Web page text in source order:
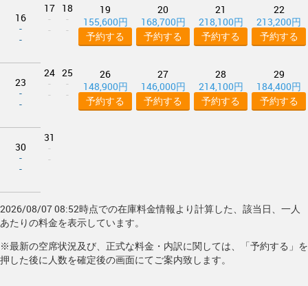
16
-
-
17
-
-
18
-
-
19
155,600円
予約する
20
168,700円
予約する
21
218,100円
予約する
22
213,200円
予約する
23
-
-
24
-
-
25
-
-
26
148,900円
予約する
27
146,000円
予約する
28
214,100円
予約する
29
184,400円
予約する
30
-
-
31
-
-
2026/08/07 08:52時点での在庫料金情報より計算した、該当日、一人
あたりの料金を表示しています。
※最新の空席状況及び、正式な料金・内訳に関しては、「予約する」を
押した後に人数を確定後の画面にてご案内致します。